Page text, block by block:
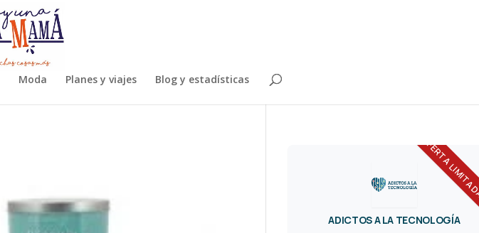
Moda Planes y viajes Blog y estadísticas
OFERTA
ADICTOS A LA TECNOLOGÍA